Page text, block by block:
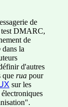
de
test DMARC,
de
dans la
d'autres
que rua pour
sur les